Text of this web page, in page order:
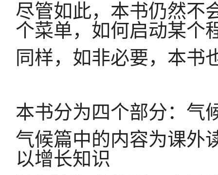
尽管如此，本书仍然不
个菜单，如何启动某
同样，如非必要，本书
本书分为四个部分：气
气候篇中的内容为课外
以增长知识